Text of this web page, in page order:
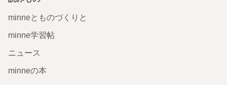
minneとものづくりと
minne学習帖
ニュース
minneの本